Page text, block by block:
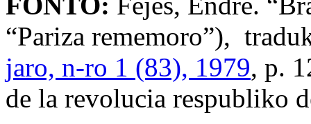
“Pariza rememoro”),
jaro, n-ro 1 (83), 1979, p.
de la revolucia respubliko